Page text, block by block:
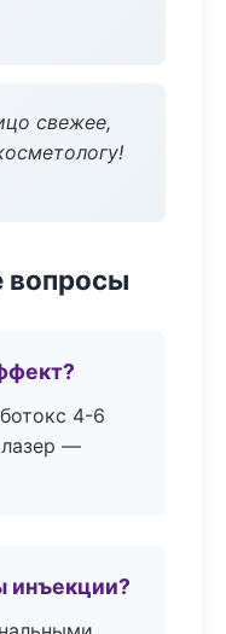
свежее,
вопросы
4-6
—
инъекции?